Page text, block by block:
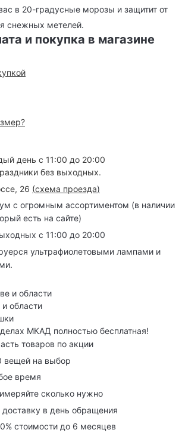
в 20-градусные морозы и защитит от
снежных метелей.
и покупка в магазине
день с 11:00 до 20:00
без выходных.
26 (схема проезда)
с огромным ассортиментом (в наличии
есть на сайте)
с 11:00 до 20:00
ультрафиолетовыми лампами и
области
МКАД полностью бесплатная!
товаров по акции
вещей на выбор
время
сколько нужно
в день обращения
стоимости до 6 месяцев